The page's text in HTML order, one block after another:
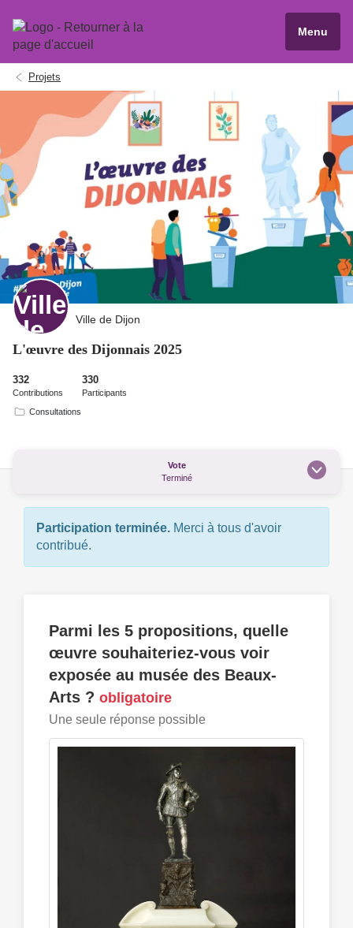
Menu
Projets
Ville de Dijon
L'œuvre des Dijonnais 2025
332
Contributions
330
Participants
Consultations
Vote
Terminé
Participation terminée. Merci à tous d'avoir
contribué.
Parmi les 5 propositions, quelle
œuvre souhaiteriez-vous voir
exposée au musée des Beaux-
Arts ? obligatoire
Une seule réponse possible